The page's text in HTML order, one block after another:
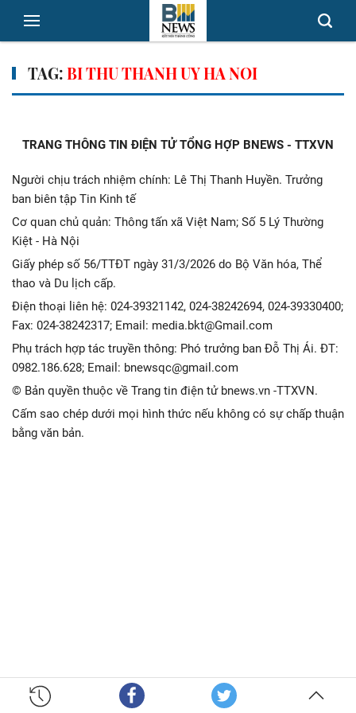
TAG:BI THU THANH UY HA NOI
TRANG THÔNG TIN ĐIỆN TỬ TỔNG HỢP BNEWS - TTXVN
Người chịu trách nhiệm chính: Lê Thị Thanh Huyền. Trưởng
ban biên tập Tin Kinh tế
Cơ quan chủ quản: Thông tấn xã Việt Nam; Số 5 Lý Thường
Kiệt - Hà Nội
Giấy phép số 56/TTĐT ngày 31/3/2026 do Bộ Văn hóa, Thể
thao và Du lịch cấp.
Điện thoại liên hệ: 024-39321142, 024-38242694, 024-39330400;
Fax: 024-38242317; Email: media.bkt@Gmail.com
Phụ trách hợp tác truyền thông: Phó trưởng ban Đỗ Thị Ái. ĐT:
0982.186.628; Email: bnewsqc@gmail.com
© Bản quyền thuộc về Trang tin điện tử bnews.vn -TTXVN.
Cấm sao chép dưới mọi hình thức nếu không có sự chấp thuận
bằng văn bản.